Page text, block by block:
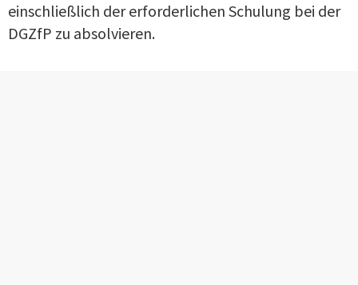
einschließlich der erforderlichen Schulung bei der
DGZfP zu absolvieren.